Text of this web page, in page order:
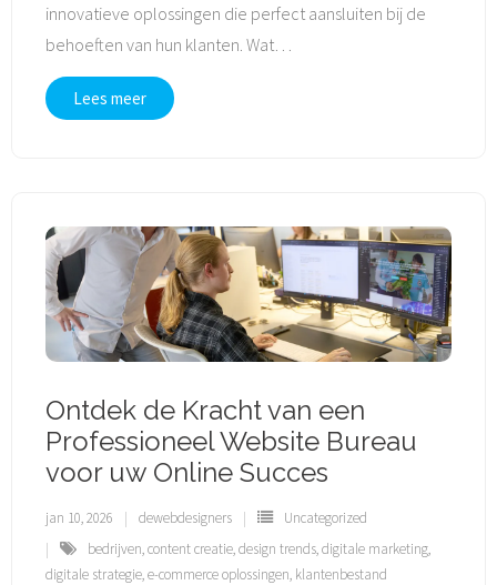
innovatieve oplossingen die perfect aansluiten bij de
behoeften van hun klanten. Wat
Lees meer
Ontdek de Kracht van een
Professioneel Website Bureau
voor uw Online Succes
jan 10, 2026 dewebdesigners
Uncategorized
bedrijven,content creatie,design trends,digitale marketing,
digitale strategie,e-commerce oplossingen, klantenbestand